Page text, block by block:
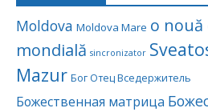
Moldova Moldova Mare o
mondială sincronizator
Mazur Бог Отец Вседержитель
Божественная матрица